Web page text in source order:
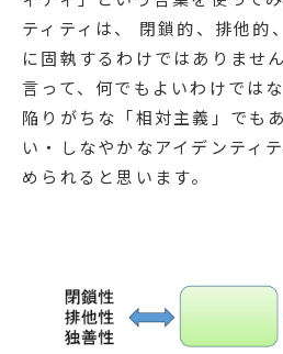
ティティは、 閉鎖的、排他的
に固執するわけではありませ
言って、何でもよいわけでは
陥りがちな「相対主義」でも
い・しなやかなアイデンティ
められると思います。